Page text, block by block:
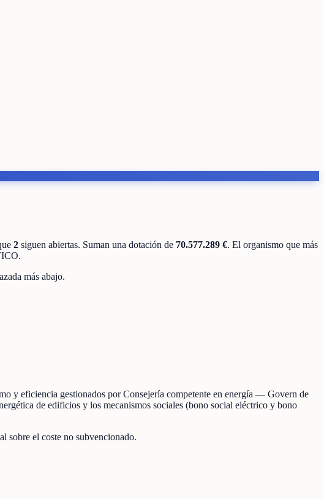
2 siguen abiertas. Suman una dotación de 70.577.289 €. El organismo que más
.
más abajo.
y eficiencia gestionados por Consejería competente en energía — Govern de
de edificios y los mecanismos sociales (bono social eléctrico y bono
sobre el coste no subvencionado.